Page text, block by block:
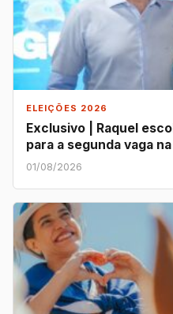
ELEIÇÕES 2026
Exclusivo | Raquel
para a segunda vaga
01/08/2026